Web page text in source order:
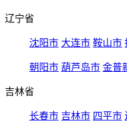
辽宁省
沈阳市 大连市 鞍山市
朝阳市 葫芦岛市 金普
吉林省
长春市 吉林市 四平市